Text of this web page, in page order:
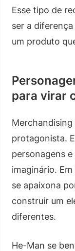
Esse tipo de
ser a
um produto
para virar
protagonista.
personagens
imaginário.
se apaixona
construir um
diferentes.
He-Man se